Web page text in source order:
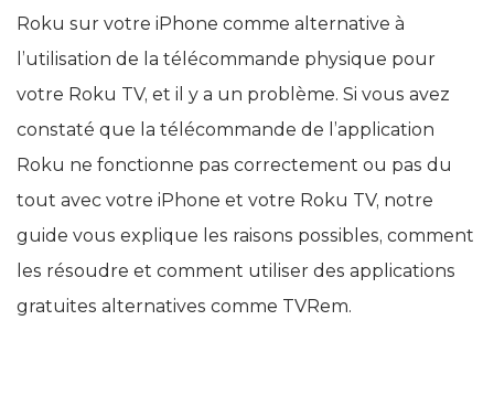
Roku sur votre iPhone comme alternative à
l’utilisation de la télécommande physique pour
votre Roku TV, et il y a un problème. Si vous avez
constaté que la télécommande de l’application
Roku ne fonctionne pas correctement ou pas du
tout avec votre iPhone et votre Roku TV, notre
guide vous explique les raisons possibles, comment
les résoudre et comment utiliser des applications
gratuites alternatives comme TVRem.